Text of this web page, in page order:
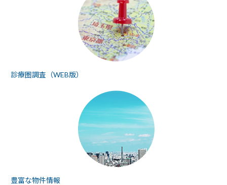
診療圏調査（WEB版）
豊富な物件情報